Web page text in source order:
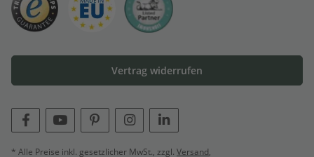
Vertrag widerrufen
* Alle Preise inkl. gesetzlicher MwSt., zzgl. Versand,